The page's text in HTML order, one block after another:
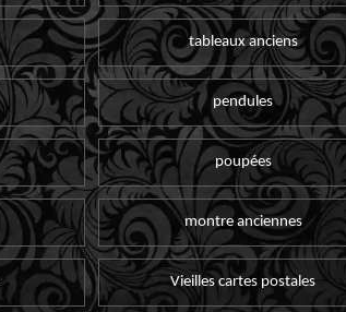
tableaux anciens
pendules
poupées
montre anciennes
Vieilles cartes postales